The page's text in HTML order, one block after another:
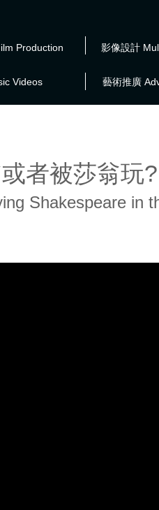
Production
Videos
影像設計
藝術推廣
者被莎翁玩?
Shakespeare in